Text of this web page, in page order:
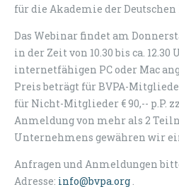
für die Akademie der
Das Webinar findet am
in der Zeit von 10.30 bis ca.
internetfähigen PC oder Mac
Preis beträgt für BVPA-
für Nicht-Mitglieder € 90,-- p.P.
Anmeldung von mehr als 2
Unternehmens gewähren wir
Anfragen und Anmeldungen
Adresse: info@bvpa.org.